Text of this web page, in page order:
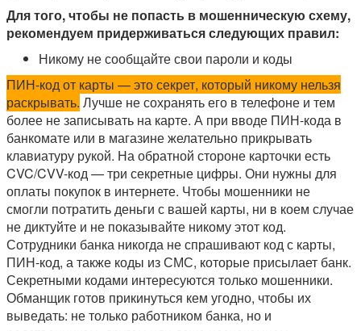
Для того, чтобы не попасть в мошенническую схему,
рекомендуем придерживаться следующих правил:
Никому не сообщайте свои пароли и коды
ПИН-код от карты — это секрет, который никому нельзя
раскрывать. Лучше не сохранять его в телефоне и тем
более не записывать на карте. А при вводе ПИН-кода в
банкомате или в магазине желательно прикрывать
клавиатуру рукой. На обратной стороне карточки есть
CVC/CVV-код — три секретные цифры. Они нужны для
оплаты покупок в интернете. Чтобы мошенники не
смогли потратить деньги с вашей карты, ни в коем случае
не диктуйте и не показывайте никому этот код.
Сотрудники банка никогда не спрашивают код с карты,
ПИН-код, а также коды из СМС, которые присылает банк.
Секретными кодами интересуются только мошенники.
Обманщик готов прикинуться кем угодно, чтобы их
выведать: не только работником банка, но и